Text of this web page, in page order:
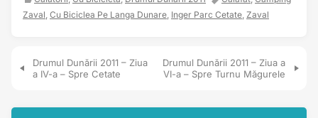
Zaval, Cu Biciclea Pe Langa Dunare, Inger Parc Cetate, Zaval
Drumul Dunării 2011 – Ziua
a IV-a – Spre Cetate
Drumul Dunării 2011 – Ziua a
VI-a – Spre Turnu Măgurele